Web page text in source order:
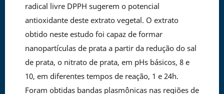
radical livre DPPH sugerem o potencial
antioxidante deste extrato vegetal. O extrato
obtido neste estudo foi capaz de formar
nanopartículas de prata a partir da redução do sal
de prata, o nitrato de prata, em pHs básicos, 8 e
10, em diferentes tempos de reação, 1 e 24h.
Foram obtidas bandas plasmônicas nas regiões de